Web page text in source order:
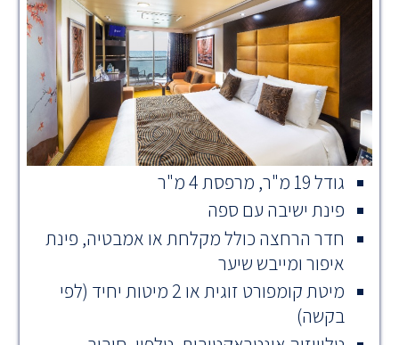
גודל 19 מ"ר, מרפסת 4 מ"ר
פינת ישיבה עם ספה
חדר הרחצה כולל מקלחת או אמבטיה, פינת
איפור ומייבש שיער
מיטת קומפורט זוגית או 2 מיטות יחיד (לפי
בקשה)